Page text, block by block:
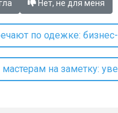
Нет, не для меня